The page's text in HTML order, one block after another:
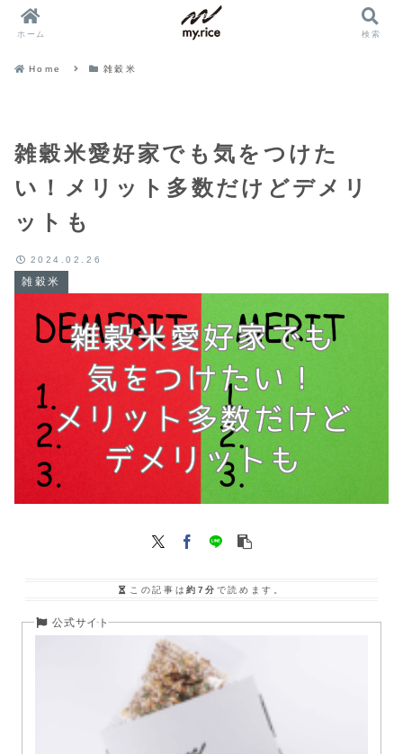
Home 雑穀米
雑穀米愛好家でも気をつけた
い！メリット多数だけどデメリ
ットも
雑穀米
2024.02.26
この記事は約7分 で読めます。
ホーム 検索